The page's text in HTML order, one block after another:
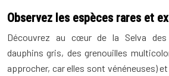
Observez les espèces rares et
Découvrez au cœur de la Selva
dauphins gris, des grenouilles
approcher, car elles sont vénéneuses)